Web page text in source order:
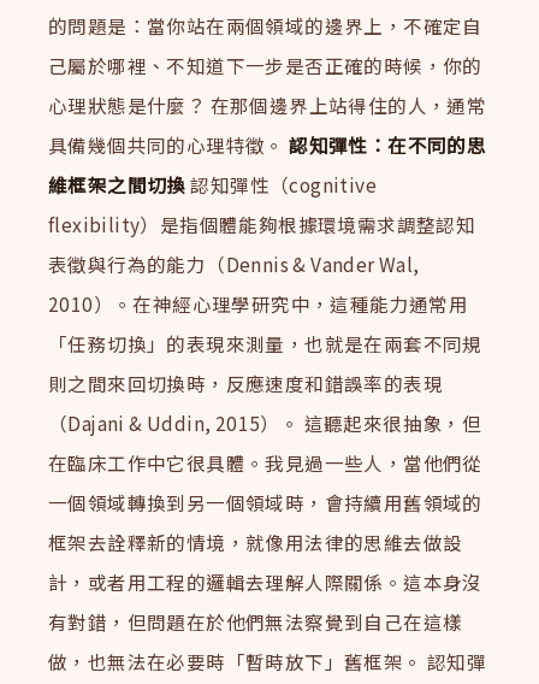
的問題是：當你站在兩個領域的邊界上，不確定自
己屬於哪裡、不知道下一步是否正確的時候，你的
心理狀態是什麼？ 在那個邊界上站得住的人，通常
具備幾個共同的心理特徵。認知彈性：在不同的思
維框架之間切換認知彈性（cognitive
flexibility）是指個體能夠根據環境需求調整認知
表徵與行為的能力（Dennis & Vander Wal,
2010）。在神經心理學研究中，這種能力通常用
「任務切換」的表現來測量，也就是在兩套不同規
則之間來回切換時，反應速度和錯誤率的表現
（Dajani & Uddin, 2015）。 這聽起來很抽象，但
在臨床工作中它很具體。我見過一些人，當他們從
一個領域轉換到另一個領域時，會持續用舊領域的
框架去詮釋新的情境，就像用法律的思維去做設
計，或者用工程的邏輯去理解人際關係。這本身沒
有對錯，但問題在於他們無法察覺到自己在這樣
做，也無法在必要時「暫時放下」舊框架。 認知彈